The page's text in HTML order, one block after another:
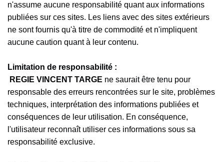
n'assume aucune responsabilité quant aux informations
publiées sur ces sites. Les liens avec des sites extérieurs
ne sont fournis qu'à titre de commodité et n'impliquent
aucune caution quant à leur contenu.
Limitation de responsabilité :
REGIE VINCENT TARGE ne saurait être tenu pour
responsable des erreurs rencontrées sur le site, problèmes
techniques, interprétation des informations publiées et
conséquences de leur utilisation. En conséquence,
l'utilisateur reconnaît utiliser ces informations sous sa
responsabilité exclusive.